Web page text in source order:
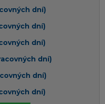
dní)
dní)
dní)
dní)
dní)
dní)